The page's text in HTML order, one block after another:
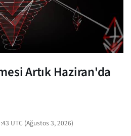
Artık Haziran'da
UTC (Ağustos 3, 2026)